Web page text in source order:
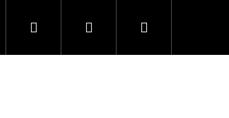
Hledat PřihlášeníNákupní